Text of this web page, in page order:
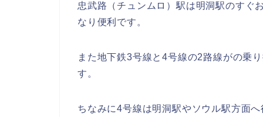
忠武路（チュンムロ）駅は明洞駅のすぐ
なり便利です。
また地下鉄3号線と4号線の2路線がの乗
す。
ちなみに4号線は明洞駅やソウル駅方面